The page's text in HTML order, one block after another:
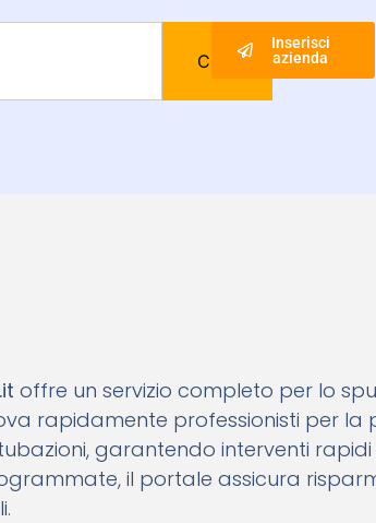
Cerca
Inserisci
azienda
offre un servizio completo per lo
rapidamente professionisti per la
garantendo interventi
il portale assicura